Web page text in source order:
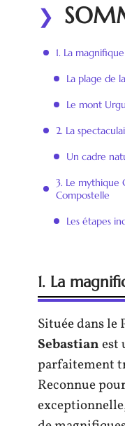
1. La
La plage de
Le mont
2. La
Un cadre
3. Le mythique
Compostelle
Les étapes
1. La
Située dans le
Sebastianest
parfaitement
Reconnue